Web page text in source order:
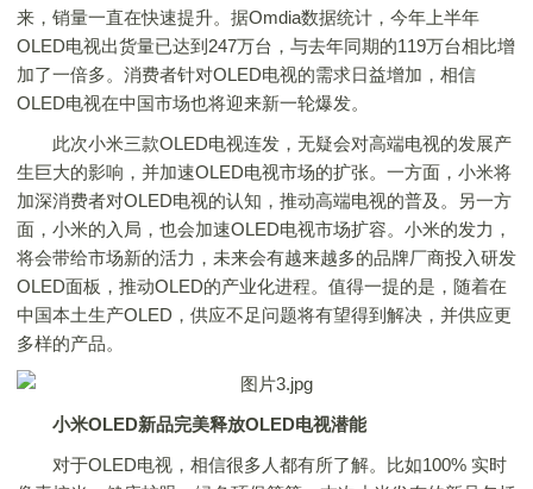
来，销量一直在快速提升。据Omdia数据统计，今年上半年
OLED电视出货量已达到247万台，与去年同期的119万台相比增
加了一倍多。消费者针对OLED电视的需求日益增加，相信
OLED电视在中国市场也将迎来新一轮爆发。
此次小米三款OLED电视连发，无疑会对高端电视的发展产
生巨大的影响，并加速OLED电视市场的扩张。一方面，小米将
加深消费者对OLED电视的认知，推动高端电视的普及。另一方
面，小米的入局，也会加速OLED电视市场扩容。小米的发力，
将会带给市场新的活力，未来会有越来越多的品牌厂商投入研发
OLED面板，推动OLED的产业化进程。值得一提的是，随着在
中国本土生产OLED，供应不足问题将有望得到解决，并供应更
多样的产品。
小米OLED新品完美释放OLED电视潜能
对于OLED电视，相信很多人都有所了解。比如100% 实时